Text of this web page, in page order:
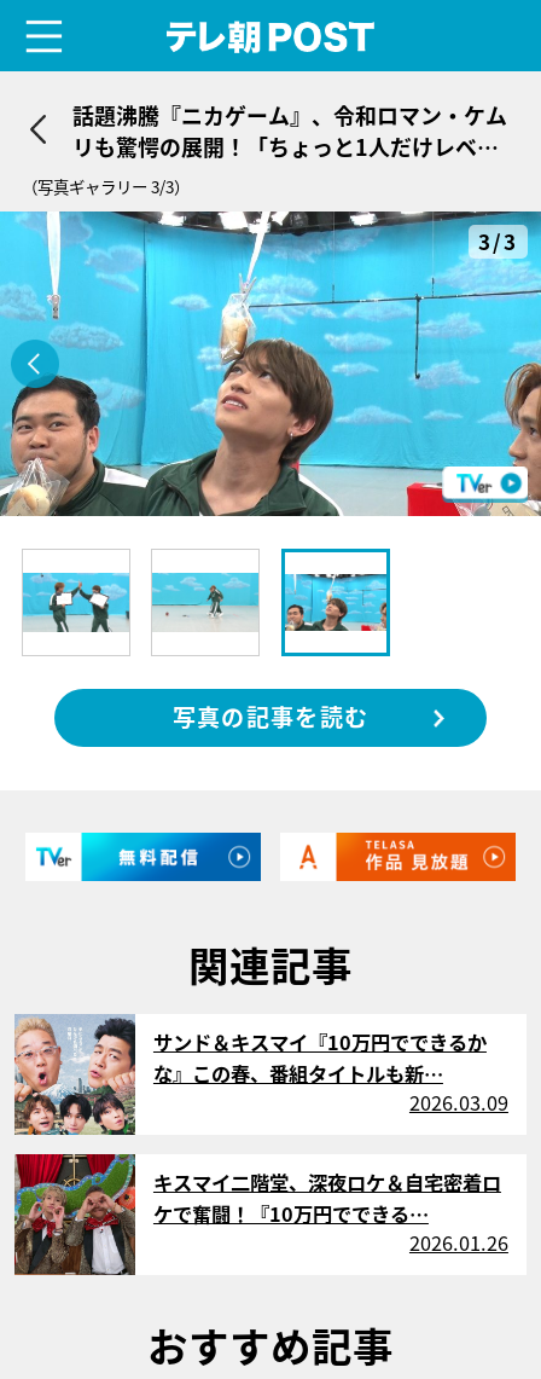
話題沸騰『ニカゲーム』、令和ロマン・ケム
リも驚愕の展開！「ちょっと1人だけレベル
違う」
（写真ギャラリー 3/3）
3/3
写真の記事を読む
関連記事
サムネイル
サンド＆キスマイ『10万円でできるか
な』この春、番組タイトルも新…
2026.03.09
サムネイル
キスマイ二階堂、深夜ロケ＆自宅密着ロ
ケで奮闘！『10万円でできる…
2026.01.26
おすすめ記事